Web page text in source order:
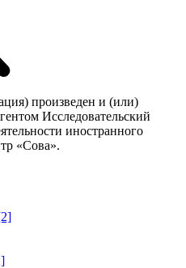
произведен и (или)
Исследовательский
иностранного
«Сова».